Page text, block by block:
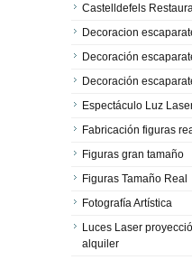
Castelldefels
Decoracion
Decoración
Decoración
Espectáculo Luz
Fabricación figuras
Figuras gran tamaño
Figuras Tamaño Real
Fotografía Artística
Luces Laser
alquiler